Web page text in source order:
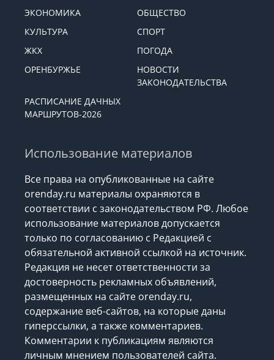
ЭКОНОМИКА
ОБЩЕСТВО
КУЛЬТУРА
СПОРТ
ЖКХ
ПОГОДА
ОРЕНБУРЖЬЕ
НОВОСТИ
ЗАКОНОДАТЕЛЬСТВА
РАСПИСАНИЕ ДАЧНЫХ
МАРШРУТОВ-2026
Использование материалов
Все права на опубликованные на сайте
orenday.ru материалы охраняются в
соответствии с законодательством РФ. Любое
использование материалов допускается
только по согласованию с Редакцией с
обязательной активной ссылкой на источник.
Редакция не несет ответственности за
достоверность рекламных объявлений,
размещенных на сайте orenday.ru,
содержание веб-сайтов, на которые даны
гиперссылки, а также комментариев.
Комментарии к публикациям являются
личным мнением пользователей сайта.